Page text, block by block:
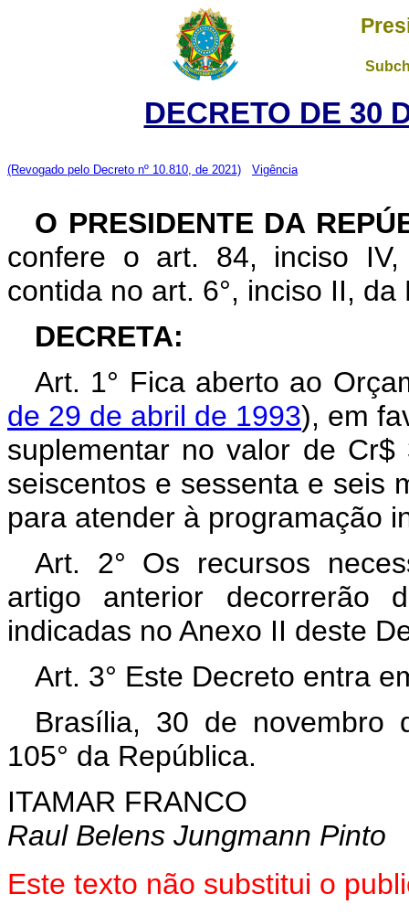
DECRETO DE 30
(Revogado pelo Decreto nº 10.810, de 2021) Vigência
O PRESIDENTE DA
confere o art. 84, inciso
contida no art. 6°, inciso II,
DECRETA:
Art. 1° Fica aberto ao
de 29 de abril de 1993), em
suplementar no valor de
seiscentos e sessenta e seis
para atender à programação
Art. 2° Os recursos
artigo anterior decorrerão
indicadas no Anexo II deste
Art. 3° Este Decreto entra
Brasília, 30 de novembro
105° da República.
ITAMAR FRANCO
Raul Belens Jungmann Pinto
Este texto não substitui o